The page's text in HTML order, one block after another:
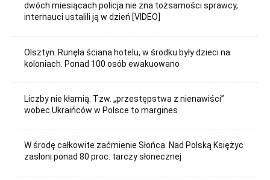
dwóch miesiącach policja nie zna tożsamości sprawcy,
internauci ustalili ją w dzień [VIDEO]
Olsztyn. Runęła ściana hotelu, w środku były dzieci na
koloniach. Ponad 100 osób ewakuowano
Liczby nie kłamią. Tzw. „przestępstwa z nienawiści”
wobec Ukraińców w Polsce to margines
W środę całkowite zaćmienie Słońca. Nad Polską Księżyc
zasłoni ponad 80 proc. tarczy słonecznej